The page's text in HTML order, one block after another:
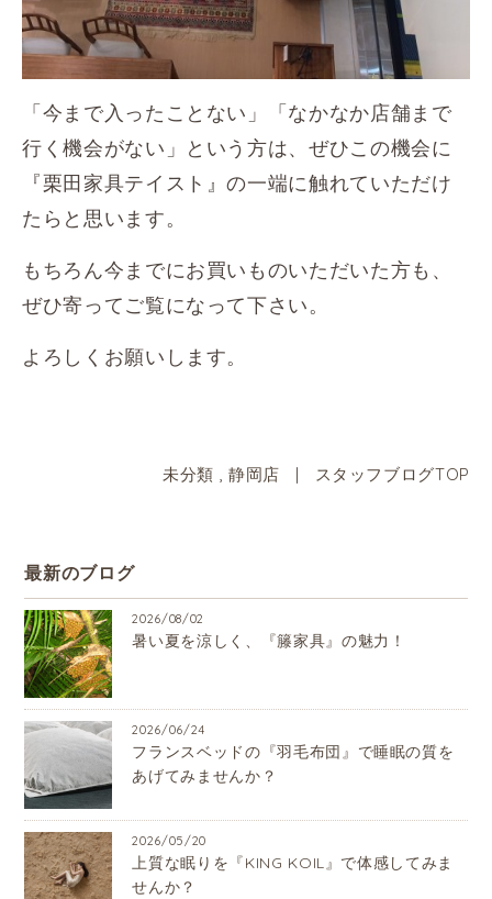
「今まで入ったことない」「なかなか店舗まで
行く機会がない」という方は、ぜひこの機会に
『栗田家具テイスト』の一端に触れていただけ
たらと思います。
もちろん今までにお買いものいただいた方も、
ぜひ寄ってご覧になって下さい。
よろしくお願いします。
未分類 , 静岡店 | スタッフブログTOP
最新のブログ
2026/08/02
暑い夏を涼しく、『籐家具』の魅力！
2026/06/24
フランスベッドの『羽毛布団』で睡眠の質を
あげてみませんか？
2026/05/20
上質な眠りを『KING KOIL』で体感してみま
せんか？